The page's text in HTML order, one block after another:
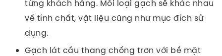
từng khách hàng. Mỗi loại gạch sẽ khác nhau
về tính chất, vật liệu cũng như mục đích sử
dụng.
Gạch lát cầu thang chống trơn với bề mặt